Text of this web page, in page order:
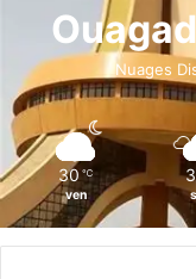
o
k
Nuages
30 ℃
ven